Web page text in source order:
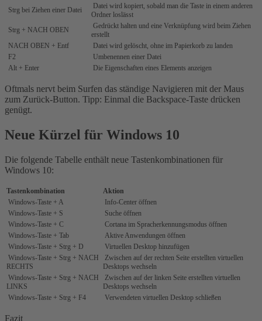
Strg bei Ziehen einer Datei
Datei wird kopiert, sobald man die Taste in einem anderen
Ordner loslässt
Strg + NACH OBEN
Gedrückt halten und eine Verknüpfung wird beim Ziehen
erstellt
NACH OBEN + Entf
Datei wird gelöscht, ohne im Papierkorb zu landen
F2
Umbenennen einer Datei
Alt + Enter
Die Eigenschaften eines Elements anzeigen
Oftmals nervt beim Surfen das ständige Navigieren mit der Maus
zum Zurück-Button. Tipp: Einmal die Backspace-Taste drücken
genügt.
Neue Kürzel für Windows 10
Die folgende Tabelle enthält neue Tastenkombinationen für
Windows 10:
Tastenkombination
Aktion
Windows-Taste‌ + A
Info-Center öffnen
Windows-Taste‌ + S
Suche öffnen
Windows-Taste‌ + C
Cortana im Spracherkennungsmodus öffnen
Windows-Taste‌ + Tab
Aktive Anwendungen öffnen
Windows-Taste‌ + Strg + D
Virtuellen Desktop hinzufügen
Windows-Taste‌ + Strg + NACH
RECHTS
Zwischen auf der rechten Seite erstellten virtuellen
Desktops wechseln
Windows-Taste‌ + Strg + NACH
LINKS
Zwischen auf der linken Seite erstellten virtuellen
Desktops wechseln
Windows-Taste‌ + Strg + F4 Verwendeten virtuellen Desktop schließen
Fazit